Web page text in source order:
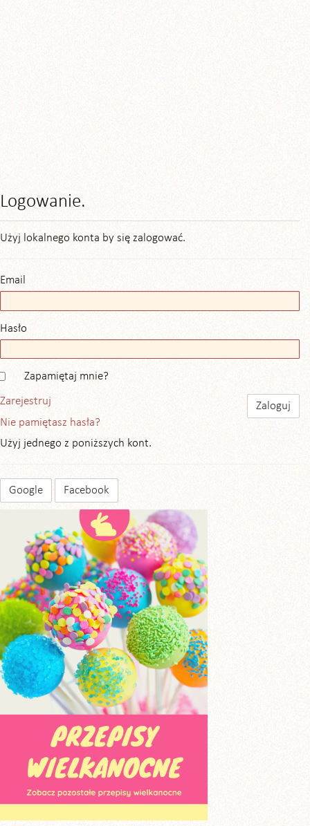
Logowanie.
Użyj lokalnego konta by się zalogować.
Email
Hasło
Zapamiętaj mnie?
Zarejestruj
Nie pamiętasz hasła?
Użyj jednego z poniższych kont.
Google Facebook